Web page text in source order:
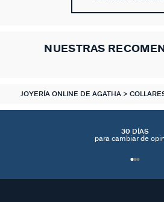
NUESTRAS
JOYERÍA ONLINE DE AGATHA
30 DÍAS
para cambiar de